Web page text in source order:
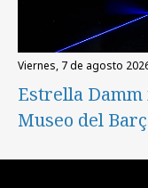
viernes, 7 de agosto
Estrella
Museo del